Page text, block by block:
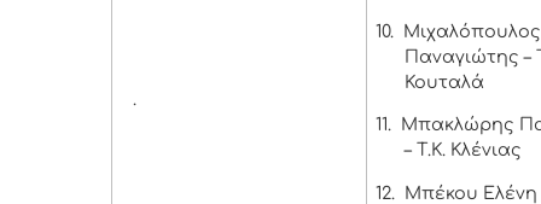
.
10.
Μιχαλόπουλος
Παναγιώτης –
Κουταλά
11.
Μπακλώρης
– Τ.Κ. Κλένιας
12.
Μπέκου Ελένη